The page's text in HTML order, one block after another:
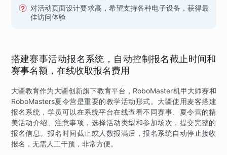
对活动页面设计要求高，希望支持各种电子设备，获得最
佳访问体验
搭建赛事活动报名系统，自动控制报名截止时间和
赛事名额，在线收取报名费用
大疆教育作为大疆创新旗下教育平台，RoboMaster机甲大师赛和
RoboMasters夏令营是重要的教学活动形式。大疆使用麦客搭建
报名系统，学员可以在系统平台在线查看不同赛事、夏令营的精
美活动介绍、注意事项，选择活动类型和参加场次，提交完整的
报名信息。报名时间截止或人数报满后，报名系统自动停止接收
报名，无需人工干预，非常方便。